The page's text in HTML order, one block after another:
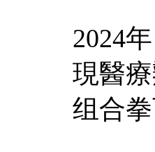
2024
現醫
组合